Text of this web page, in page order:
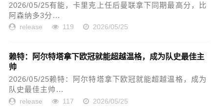
2026/05/25有能，卡里克上任后曼联拿下同期最高分，比
阿森纳多3分...
release 119 2026/05/25
赖特：阿尔特塔拿下欧冠就能超越温格，成为队史最佳主
帅
2026/05/25赖特：阿尔特塔拿下欧冠就能超越温格，成为
队史最佳主帅...
release 117 2026/05/25